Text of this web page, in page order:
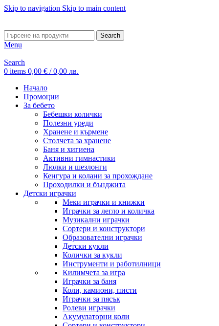
Skip to navigation Skip to main content
Search
Menu
Search
0 items 0,00 € / 0,00 лв.
Начало
Промоции
За бебето
Бебешки колички
Полезни уреди
Хранене и кърмене
Столчета за хранене
Баня и хигиена
Активни гимнастики
Люлки и шезлонги
Кенгура и колани за прохождане
Проходилки и бънджита
Детски играчки
Меки играчки и книжки
Играчки за легло и количка
Музикални играчки
Сортери и конструктори
Образователни играчки
Детски кукли
Колички за кукли
Инструменти и работилници
Килимчета за игра
Играчки за баня
Коли, камиони, писти
Играчки за пясък
Ролеви играчки
Акумулаторни коли